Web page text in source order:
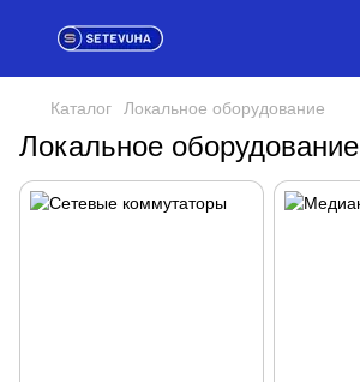
Каталог Локальное оборудование
Локальное оборудование